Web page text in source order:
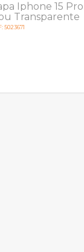
Iphone 15
Transparente
5023671